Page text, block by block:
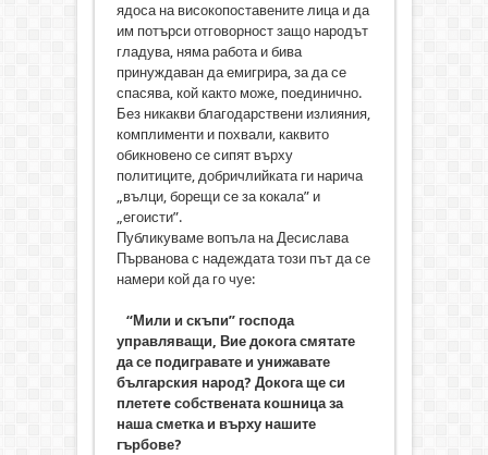
ядоса на високопоставените лица и да
им потърси отговорност защо народът
гладува, няма работа и бива
принуждаван да емигрира, за да се
спасява, кой както може, поединично.
Без никакви благодарствени излияния,
комплименти и похвали, каквито
обикновено се сипят върху
политиците, добричлийката ги нарича
„вълци, борещи се за кокала” и
„егоисти”.
Публикуваме вопъла на Десислава
Първанова с надеждата този път да се
намери кой да го чуе:
“Мили и скъпи” господа
управляващи, Вие докога смятате
да се подигравате и унижавате
българския народ? Докога ще си
плететe собствената кошница за
наша сметка и върху нашите
гърбове?